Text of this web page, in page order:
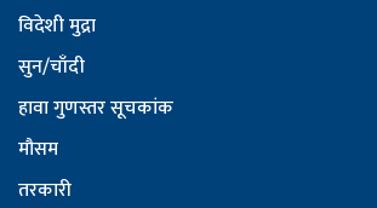
विदेशी मुद्रा
सुन/चाँदी
हावा गुणस्तर सूचकांक
मौसम
तरकारी